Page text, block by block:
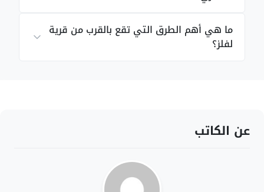
ما هي أهم الطرق التي تقع بالقرب من قرية
لفلز؟
عن الكاتب